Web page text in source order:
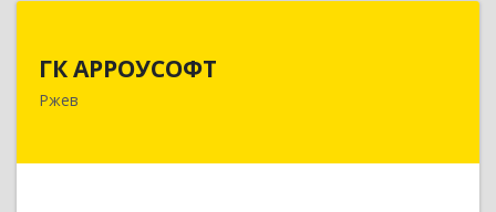
ГК АРРОУСОФТ
Ржев
Подробнее